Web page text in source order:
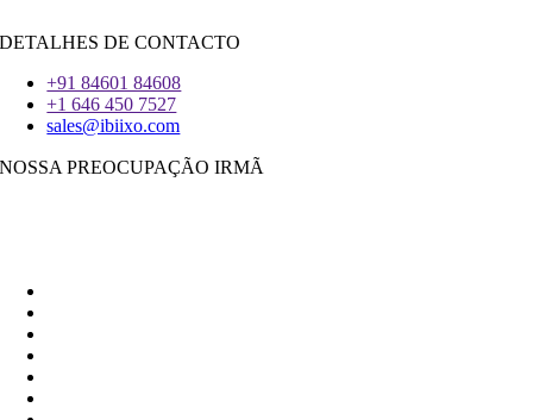
DETALHES DE CONTACTO
+91 84601 84608
+1 646 450 7527
sales@ibiixo.com
NOSSA PREOCUPAÇÃO IRMÃ